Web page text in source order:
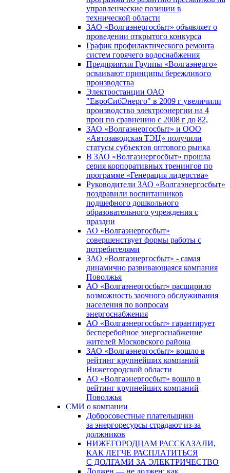
управленческие позиции в
технической области
ЗАО «Волгаэнергосбыт» объявляет о
проведении открытого конкурса
График профилактического ремонта
систем горячего водоснабжения
Предприятия Группы «Волгаэнерго»
осваивают принципы бережливого
производства
Электростанции ОАО
"ЕвроСибЭнерго" в 2009 г увеличили
производство электроэнергии на 4
проц по сравнению с 2008 г до 82,
ЗАО «Волгаэнергосбыт» и ООО
«Автозаводская ТЭЦ» получили
статусы субъектов оптового рынка
В ЗАО «Волгаэнергосбыт» прошла
серия корпоративных тренингов по
программе «Генерация лидерства»
Руководители ЗАО «Волгаэнергосбыт»
поздравили воспитанников
подшефного дошкольного
образовательного учреждения с
праздни
АО «Волгаэнергосбыт»
совершенствует формы работы с
потребителями
ЗАО «Волгаэнергосбыт» - самая
динамично развивающаяся компания
Поволжья
АО «Волгаэнергосбыт» расширило
возможность заочного обслуживания
населения по вопросам
энергоснабжения
АО «Волгаэнергосбыт» гарантирует
бесперебойное энергоснабжение
жителей Московского района
ЗАО «Волгаэнергосбыт» вошло в
рейтинг крупнейших компаний
Нижегородской области
АО «Волгаэнергосбыт» вошло в
рейтинг крупнейших компаний
Поволжья
СМИ о компании
Добросовестные плательщики
за энергоресурсы страдают из-за
должников
НИЖЕГОРОДЦАМ РАССКАЗАЛИ,
КАК ЛЕГЧЕ РАСПЛАТИТЬСЯ
С ДОЛГАМИ ЗА ЭЛЕКТРИЧЕСТВО